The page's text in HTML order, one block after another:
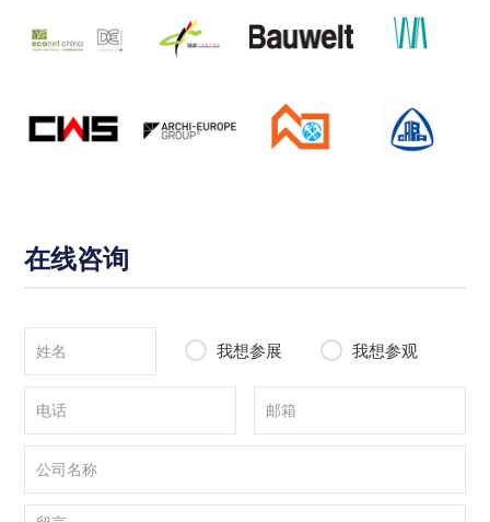
在线咨询
我想参展 我想参观